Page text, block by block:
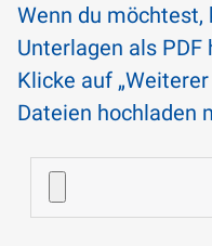
Wenn du möchtest,
Unterlagen als PDF
Klicke auf
Dateien hochladen